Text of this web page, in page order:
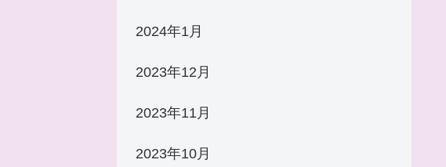
2024年1月
2023年12月
2023年11月
2023年10月